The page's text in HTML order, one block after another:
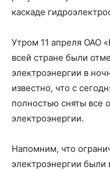
каскаде
Утром 11 апреля ОАО
всей стране были
электроэнергии в
известно, что с
полностью сняты все
электроэнергии.
Напомним, что
электроэнергии были